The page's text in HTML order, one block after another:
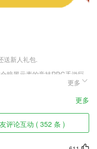
送新人礼包.
暗黑元素的竞技RPG手游巨
,为行车安全和司机账务结算
更多
更多
评论互动 ( 352 条 )